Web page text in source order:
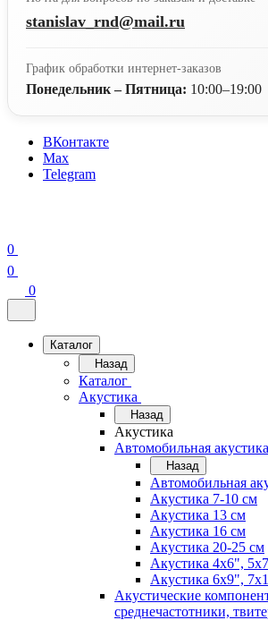
stanislav_rnd@mail.ru
График обработки интернет-заказов
Понедельник – Пятница: 10:00–19:00
ВКонтакте
Max
Telegram
0
0
0
Каталог
Назад
Каталог
Акустика
Назад
Акустика
Автомобильная акустика
Назад
Автомобильная
Акустика 7-10 см
Акустика 13 см
Акустика 16 см
Акустика 20-25 см
Акустика 4х6",
Акустика 6х9",
Акустические
среднечастотники,